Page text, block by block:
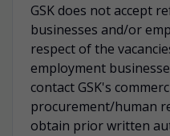
GSK does not accept
businesses and/or
respect of the
employment
contact GSK's
procurement/human
obtain prior written